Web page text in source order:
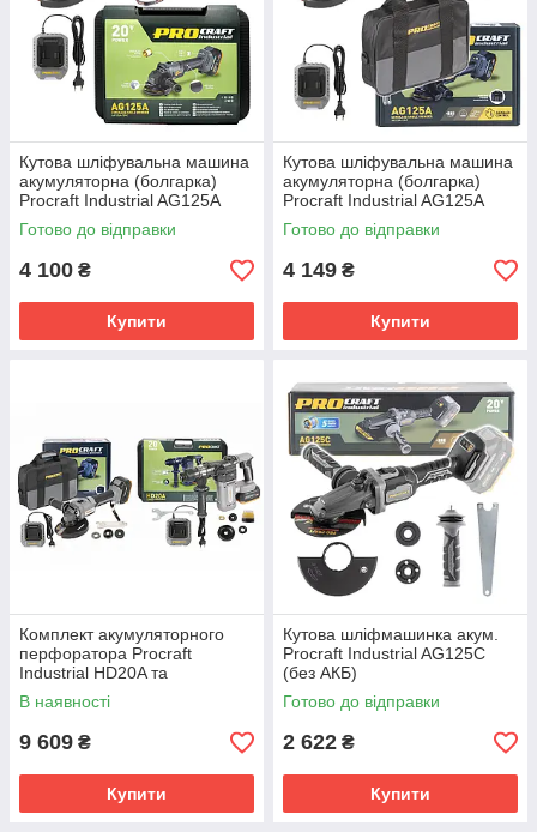
Кутова шліфувальна машина
акумуляторна (болгарка)
Procraft Industrial AG125A
Кейс
Готово до відправки
4 100 ₴
Купити
Кутова шліфувальна машина
акумуляторна (болгарка)
Procraft Industrial AG125A
Сумка
Готово до відправки
4 149 ₴
Купити
Комплект акумуляторного
перфоратора Procraft
Industrial HD20A та
(болгарка) Procraft Industrial
AG125A Сумка
В наявності
9 609 ₴
Купити
Кутова шліфмашинка акум.
Procraft Industrial AG125C
(без АКБ)
Готово до відправки
2 622 ₴
Купити